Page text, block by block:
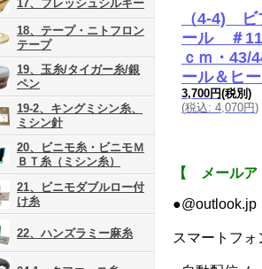
17、フレッシュシルキー
18、テープ・ニトフロン
テープ
19、玉糸/タイガー糸/銀
ペン
19-2、キングミシン糸、
ミシン針
20、ビニモ糸・ビニモＭ
ＢＴ糸（ミシン糸）
21、ビニモダブルロー付
け糸
22、ハンズラミー麻糸
（4-4) ビ
ール ＃
ｃｍ・
ール＆ヒー
3,700円(税別)
(税込: 4,070円)
【 メールア
スマートフ